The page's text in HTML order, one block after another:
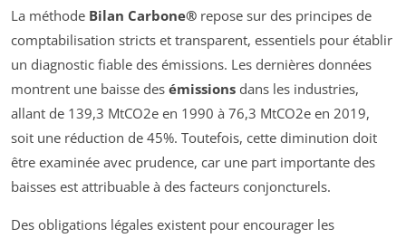
La méthode Bilan Carbone® repose sur des principes de
comptabilisation stricts et transparent, essentiels pour établir
un diagnostic fiable des émissions. Les dernières données
montrent une baisse des émissions dans les industries,
allant de 139,3 MtCO2e en 1990 à 76,3 MtCO2e en 2019,
soit une réduction de 45%. Toutefois, cette diminution doit
être examinée avec prudence, car une part importante des
baisses est attribuable à des facteurs conjoncturels.
Des obligations légales existent pour encourager les